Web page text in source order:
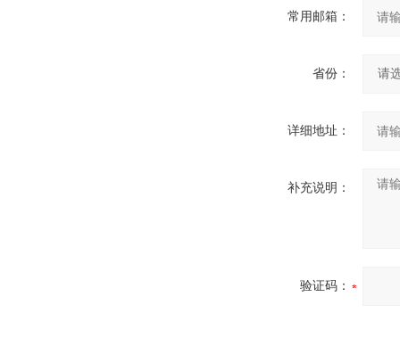
常用邮箱：
省份：
详细地址：
补充说明：
验证码：